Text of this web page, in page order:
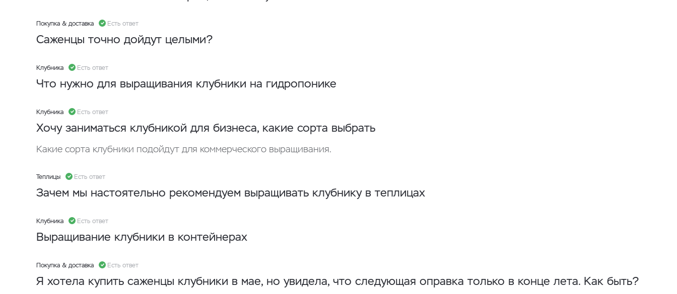
Покупка & доставка Есть ответ
Саженцы точно дойдут целыми?
Клубника Есть ответ
Что нужно для выращивания клубники на гидропонике
Клубника Есть ответ
Хочу заниматься клубникой для бизнеса, какие сорта выбрать
Какие сорта клубники подойдут для коммерческого выращивания.
Теплицы Есть ответ
Зачем мы настоятельно рекомендуем выращивать клубнику в теплицах
Клубника Есть ответ
Выращивание клубники в контейнерах
Покупка & доставка Есть ответ
Я хотела купить саженцы клубники в мае, но увидела, что следующая оправка только в конце лета. Как быть?